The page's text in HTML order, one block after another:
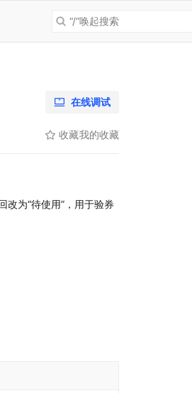
“/”唤起搜索
在线调试
收藏我的收藏
改为“待使用”，用于验券